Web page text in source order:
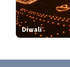
Diwali